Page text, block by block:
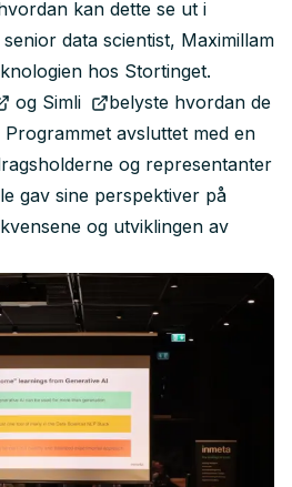
kan dette se ut i
data scientist, Maximillam
hos Stortinget.
og Simli
belyste hvordan de
avsluttet med en
og representanter
gav sine perspektiver på
og utviklingen av